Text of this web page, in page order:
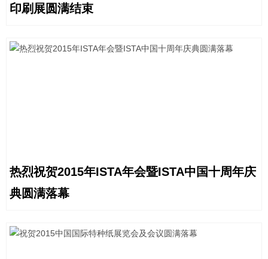
印刷展圆满结束
热烈祝贺2015年ISTA年会暨ISTA中国十周年庆
典圆满落幕